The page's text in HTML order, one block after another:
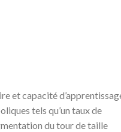
et capacité
tels qu’un taux de
du tour de taille